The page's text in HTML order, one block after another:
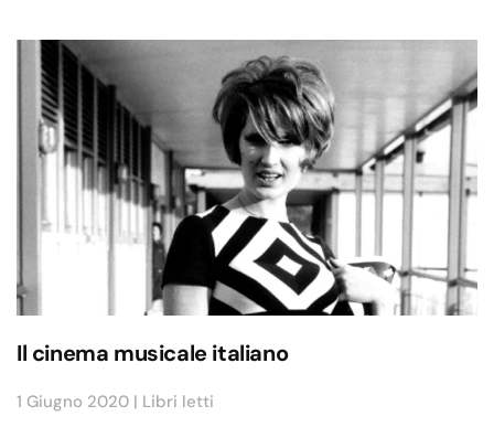
Il cinema musicale italiano
1 Giugno 2020 | Libri letti